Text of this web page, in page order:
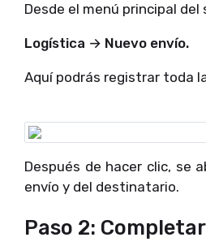
Desde el menú principal del
Logística → Nuevo envío.
Aquí podrás registrar toda
Después de hacer clic, se
envío y del destinatario.
Paso 2: